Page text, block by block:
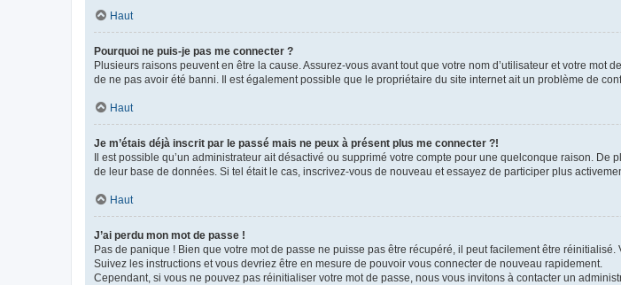
Haut
Pourquoi ne puis-je pas me connecter ?
Plusieurs raisons peuvent en être la cause. Assurez-vous avant tout que votre nom d’utilisateur et votre
de ne pas avoir été banni. Il est également possible que le propriétaire du site internet ait un problème de
Haut
Je m’étais déjà inscrit par le passé mais ne peux à présent plus me connecter ?!
Il est possible qu’un administrateur ait désactivé ou supprimé votre compte pour une quelconque raison.
de leur base de données. Si tel était le cas, inscrivez-vous de nouveau et essayez de participer plus
Haut
J’ai perdu mon mot de passe !
Pas de panique ! Bien que votre mot de passe ne puisse pas être récupéré, il peut facilement être
Suivez les instructions et vous devriez être en mesure de pouvoir vous connecter de nouveau rapidement.
Cependant, si vous ne pouvez pas réinitialiser votre mot de passe, nous vous invitons à contacter un